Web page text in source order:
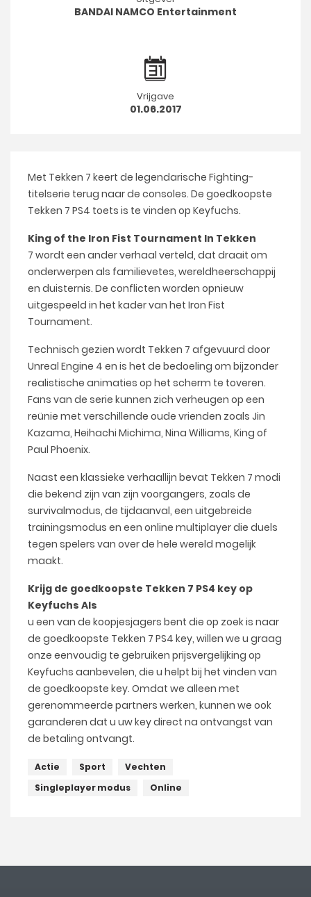
BANDAI NAMCO Entertainment
Vrijgave
01.06.2017
Met Tekken 7 keert de legendarische Fighting-
titelserie terug naar de consoles. De goedkoopste
Tekken 7 PS4 toets is te vinden op Keyfuchs.
King of the Iron Fist Tournament In Tekken
7 wordt een ander verhaal verteld, dat draait om
onderwerpen als familievetes, wereldheerschappij
en duisternis. De conflicten worden opnieuw
uitgespeeld in het kader van het Iron Fist
Tournament.
Technisch gezien wordt Tekken 7 afgevuurd door
Unreal Engine 4 en is het de bedoeling om bijzonder
realistische animaties op het scherm te toveren.
Fans van de serie kunnen zich verheugen op een
reünie met verschillende oude vrienden zoals Jin
Kazama, Heihachi Michima, Nina Williams, King of
Paul Phoenix.
Naast een klassieke verhaallijn bevat Tekken 7 modi
die bekend zijn van zijn voorgangers, zoals de
survivalmodus, de tijdaanval, een uitgebreide
trainingsmodus en een online multiplayer die duels
tegen spelers van over de hele wereld mogelijk
maakt.
Krijg de goedkoopste Tekken 7 PS4 key op
Keyfuchs Als
u een van de koopjesjagers bent die op zoek is naar
de goedkoopste Tekken 7 PS4 key, willen we u graag
onze eenvoudig te gebruiken prijsvergelijking op
Keyfuchs aanbevelen, die u helpt bij het vinden van
de goedkoopste key. Omdat we alleen met
gerenommeerde partners werken, kunnen we ook
garanderen dat u uw key direct na ontvangst van
de betaling ontvangt.
Actie Sport
Vechten
Singleplayer modus
Online